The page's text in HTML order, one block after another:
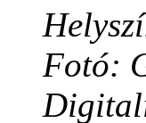
Fotó: